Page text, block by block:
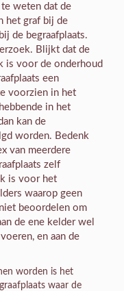
weten dat de
het graf bij de
de begraafplaats.
Blijkt dat de
is voor de onderhoud
een
voorzien in het
in het
kan de
worden. Bedenk
van meerdere
zelf
is voor het
waarop geen
beoordelen om
de ene kelder wel
en aan de
worden is het
waar de